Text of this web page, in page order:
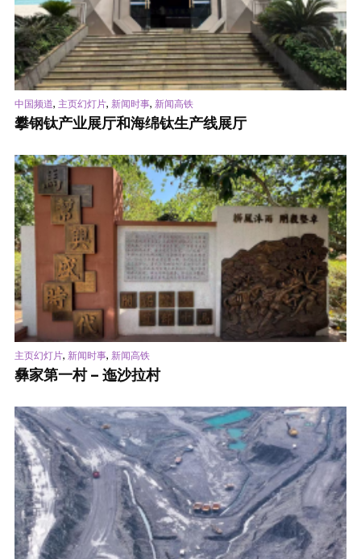
中国频道, 主页幻灯片, 新闻时事, 新闻高铁
攀钢钛产业展厅和海绵钛生产线展厅
主页幻灯片, 新闻时事, 新闻高铁
彝家第一村 – 迤沙拉村